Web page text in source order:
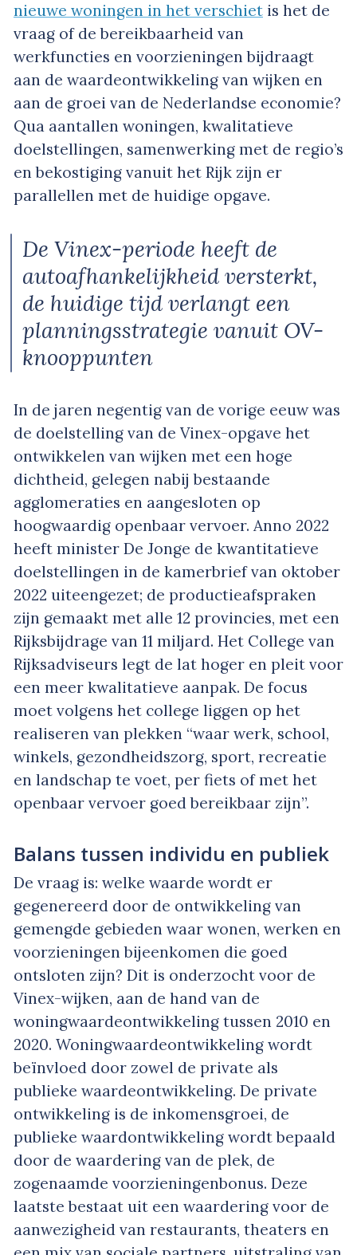
nieuwe woningen in het verschiet is het de
vraag of de bereikbaarheid van
werkfuncties en voorzieningen bijdraagt
aan de waardeontwikkeling van wijken en
aan de groei van de Nederlandse economie?
Qua aantallen woningen, kwalitatieve
doelstellingen, samenwerking met de regio’s
en bekostiging vanuit het Rijk zijn er
parallellen met de huidige opgave.
De Vinex-periode heeft de
autoafhankelijkheid versterkt,
de huidige tijd verlangt een
planningsstrategie vanuit OV-
knooppunten
In de jaren negentig van de vorige eeuw was
de doelstelling van de Vinex-opgave het
ontwikkelen van wijken met een hoge
dichtheid, gelegen nabij bestaande
agglomeraties en aangesloten op
hoogwaardig openbaar vervoer. Anno 2022
heeft minister De Jonge de kwantitatieve
doelstellingen in de kamerbrief van oktober
2022 uiteengezet; de productieafspraken
zijn gemaakt met alle 12 provincies, met een
Rijksbijdrage van 11 miljard. Het College van
Rijksadviseurs legt de lat hoger en pleit voor
een meer kwalitatieve aanpak. De focus
moet volgens het college liggen op het
realiseren van plekken “waar werk, school,
winkels, gezondheidszorg, sport, recreatie
en landschap te voet, per fiets of met het
openbaar vervoer goed bereikbaar zijn”.
Balans tussen individu en publiek
De vraag is: welke waarde wordt er
gegenereerd door de ontwikkeling van
gemengde gebieden waar wonen, werken en
voorzieningen bijeenkomen die goed
ontsloten zijn? Dit is onderzocht voor de
Vinex-wijken, aan de hand van de
woningwaardeontwikkeling tussen 2010 en
2020. Woningwaardeontwikkeling wordt
beïnvloed door zowel de private als
publieke waardeontwikkeling. De private
ontwikkeling is de inkomensgroei, de
publieke waardontwikkeling wordt bepaald
door de waardering van de plek, de
zogenaamde voorzieningenbonus. Deze
laatste bestaat uit een waardering voor de
aanwezigheid van restaurants, theaters en